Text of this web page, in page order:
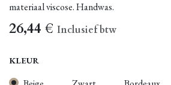
materiaal viscose. Handwas.
26,44 € Inclusief btw
KLEUR